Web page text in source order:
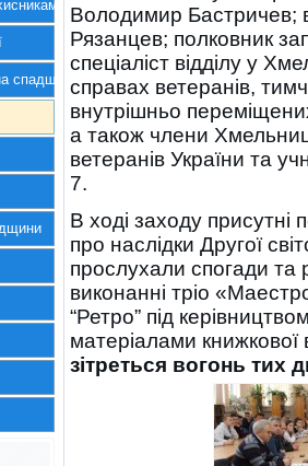
України
спадщина
Володимир Бастричев;
Рязанцев; полковник
спеціаліст відділу у
справах ветеранів,
внутрішньо
а також члени
ветеранів України та
7.
В ході заходу присутні
про наслідки Другої
прослухали спогади та
виконанні тріо
“Ретро” під
матеріалами книжкової
зітреться вогонь тих